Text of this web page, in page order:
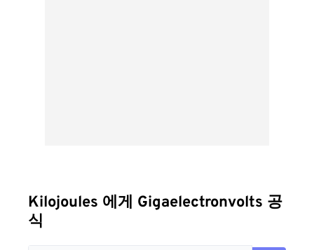
Kilojoules 에게 Gigaelectronvolts 공
식